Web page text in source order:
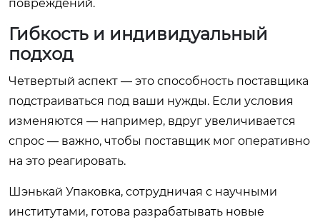
повреждений.
Гибкость и индивидуальный
подход
Четвертый аспект — это способность поставщика
подстраиваться под ваши нужды. Если условия
изменяются — например, вдруг увеличивается
спрос — важно, чтобы поставщик мог оперативно
на это реагировать.
Шэнькай Упаковка, сотрудничая с научными
институтами, готова разрабатывать новые